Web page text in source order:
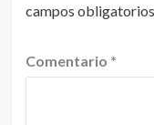
campos
Comentario *